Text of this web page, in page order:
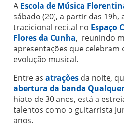
A Escola de Música
sábado (20), a partir das 19h,
tradicional recital no Espaço
Flores da Cunha, reunindo
apresentações que celebram
evolução musical.
Entre as atrações da noite,
abertura da banda
hiato de 30 anos, está a
talentos como o guitarrista
anos.